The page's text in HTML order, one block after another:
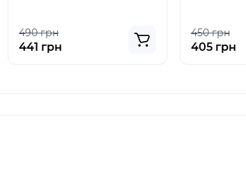
490 грн
441 грн
450 грн
405 грн